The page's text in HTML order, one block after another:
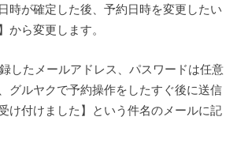
時が確定した後、予約日時を変更したい
から変更します。
したメールアドレス、パスワードは任意
グルヤクで予約操作をしたすぐ後に送信
け付けました】という件名のメールに記